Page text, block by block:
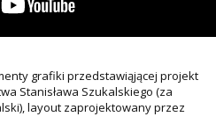
grafiki przedstawiąjącej projekt
Stanisława Szukalskiego (za
layout zaprojektowany przez